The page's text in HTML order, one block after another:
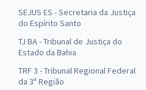
SEJUS ES - Secretaria da Justiça
do Espírito Santo
TJ BA - Tribunal de Justiça do
Estado da Bahia
TRF 3 - Tribunal Regional Federal
da 3ª Região